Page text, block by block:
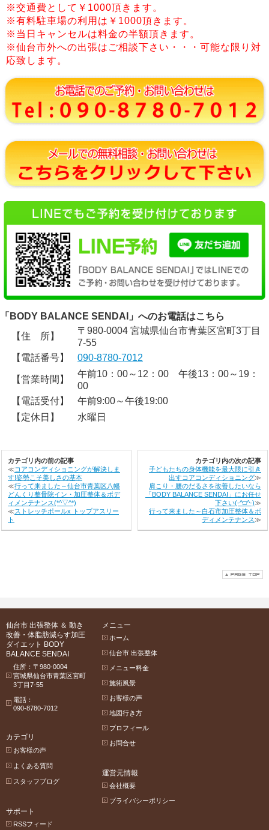
※交通費として￥1000頂きます。
※有料駐車場の利用は￥1000頂きます。
※当日キャンセルは料金の半額頂きます。
※仙台市外への出張はご相談下さい・・・可能な限り対
応致します。
「BODY BALANCE SENDAI」へのお電話はこちら
【住 所】
〒980-0004 宮城県仙台市青葉区宮町3丁目
7-55
【電話番号】
090-8780-7012
【営業時間】
午前10：00～12：00 午後13：00～19：
00
【電話受付】
午前9:00～午後19:00
【定休日】
水曜日
カテゴリ内の前の記事
≪コアコンディショニングが解決しま
す!姿勢こそ美しさの基本
≪行って来ました～仙台市青葉区八幡
どんくり整骨院イン・加圧整体＆ボデ
ィメンテナンス(*^▽^*)
≪ストレッチポールx トップアスリー
ト
カテゴリ内の次の記事
子どもたちの身体機能を最大限に引き
出すコアコンディショニング≫
肩こり・腰のだるさを改善したいなら
「BODY BALANCE SENDAI」にお任せ
下さい(-^□^-)≫
行って来ました～白石市加圧整体＆ボ
ディメンテナンス≫
仙台市 出張整体 ＆ 動き
改善・体脂肪減らす加圧
ダイエット BODY
BALANCE SENDAI
住所：〒980-0004
宮城県仙台市青葉区宮町
3丁目7-55
電話：
090-8780-7012
メニュー
ホーム
仙台市 出張整体
メニュー料金
施術風景
お客様の声
地図行き方
プロフィール
お問合せ
カテゴリ
お客様の声
よくある質問
スタッフブログ
運営元情報
会社概要
プライバシーポリシー
サポート
RSSフィード